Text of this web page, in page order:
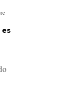
es